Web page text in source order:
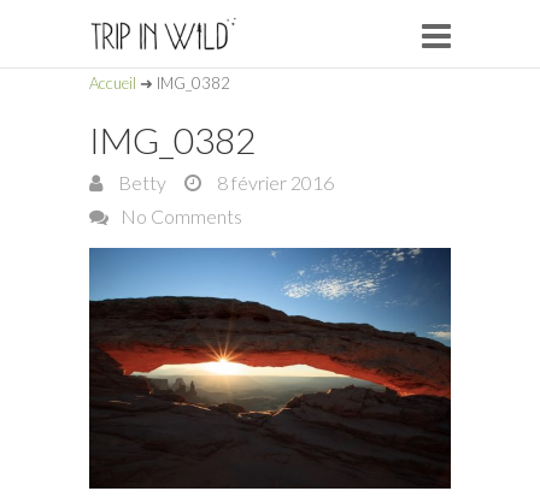
Accueil ➜ IMG_0382
IMG_0382
Betty
8 février 2016
No Comments